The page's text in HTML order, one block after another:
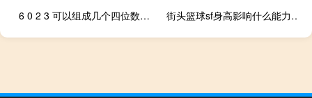
6 0 2 3 可以组成几个四位数（6 0灵魂兽）
街头篮球sf身高影响什么能力（街头篮球sf身高）